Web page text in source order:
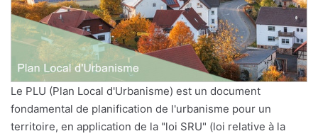
Le PLU (Plan Local d'Urbanisme) est un document
fondamental de planification de l'urbanisme pour un
territoire, en application de la "loi SRU" (loi relative à la